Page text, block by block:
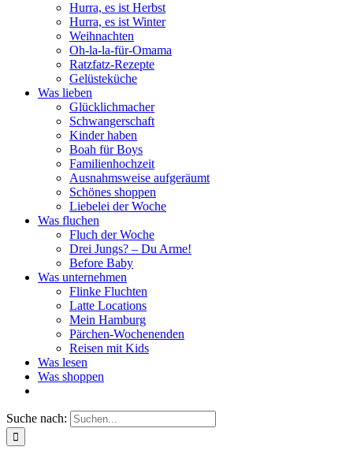
Hurra, es ist Herbst
Hurra, es ist Winter
Weihnachten
Oh-la-la-für-Omama
Ratzfatz-Rezepte
Gelüsteküche
Was lieben
Glücklichmacher
Schwangerschaft
Kinder haben
Boah für Boys
Familienhochzeit
Ausnahmsweise aufgeräumt
Schönes shoppen
Liebelei der Woche
Was fluchen
Fluch der Woche
Drei Jungs? – Du Arme!
Before Baby
Was unternehmen
Flinke Fluchten
Latte Locations
Mein Hamburg
Pärchen-Wochenenden
Reisen mit Kids
Was lesen
Was shoppen
Suche nach: